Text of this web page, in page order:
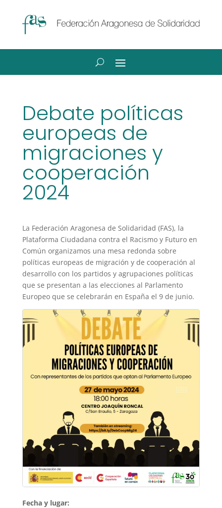
Debate políticas
europeas de
migraciones y
cooperación
2024
La Federación Aragonesa de Solidaridad (FAS), la
Plataforma Ciudadana contra el Racismo y Futuro en
Común organizamos una mesa redonda sobre
políticas europeas de migración y de cooperación al
desarrollo con los partidos y agrupaciones políticas
que se presentan a las elecciones al Parlamento
Europeo que se celebrarán en España el 9 de junio.
Fecha y lugar: